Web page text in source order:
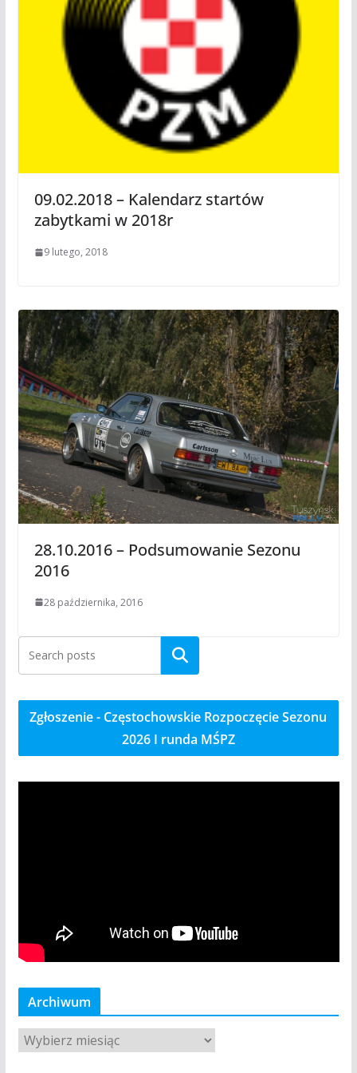
09.02.2018 – Kalendarz startów
zabytkami w 2018r
9 lutego, 2018
28.10.2016 – Podsumowanie Sezonu
2016
28 października, 2016
Szukaj
Zgłoszenie - Częstochowskie Rozpoczęcie Sezonu
2026 I runda MŚPZ
Archiwum
A
r